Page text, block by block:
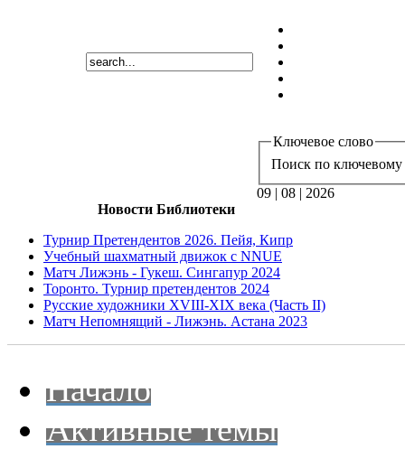
Ключевое слово
Поиск по ключевому
09 | 08 | 2026
Новости Библиотеки
Турнир Претендентов 2026. Пейя, Кипр
Учебный шахматный движок с NNUE
Матч Лижэнь - Гукеш. Сингапур 2024
Торонто. Турнир претендентов 2024
Русские художники XVIII-XIX века (Часть II)
Матч Непомнящий - Лижэнь. Астана 2023
Начало
Активные темы